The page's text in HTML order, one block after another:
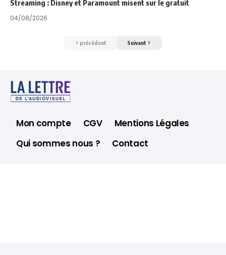
Streaming : Disney et Paramount misent sur le gratuit
04/08/2026
précédent Suivant
Mon compte CGV
Mentions Légales
Qui sommes nous ?
Contact